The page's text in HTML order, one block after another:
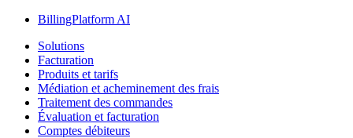
BillingPlatform AI
Solutions
Facturation
Produits et tarifs
Médiation et acheminement des frais
Traitement des commandes
Évaluation et facturation
Comptes débiteurs